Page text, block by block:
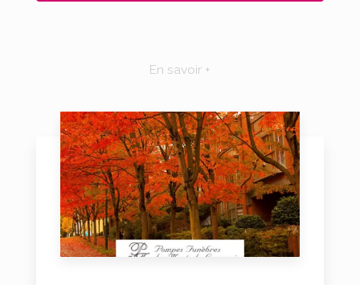
En savoir +